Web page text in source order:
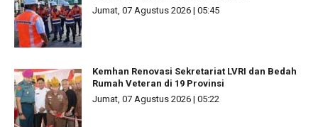
Jumat, 07 Agustus 2026 | 05:45
Kemhan Renovasi Sekretariat LVRI dan Bedah
Rumah Veteran di 19 Provinsi
Jumat, 07 Agustus 2026 | 05:22